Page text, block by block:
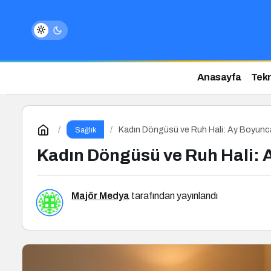
Anasayfa
Sağlık Kadın Döngüsü ve Ruh Hali: Ay
Kadın Döngüsü ve Ruh Hali:
Majör Medya tarafından yayınlandı